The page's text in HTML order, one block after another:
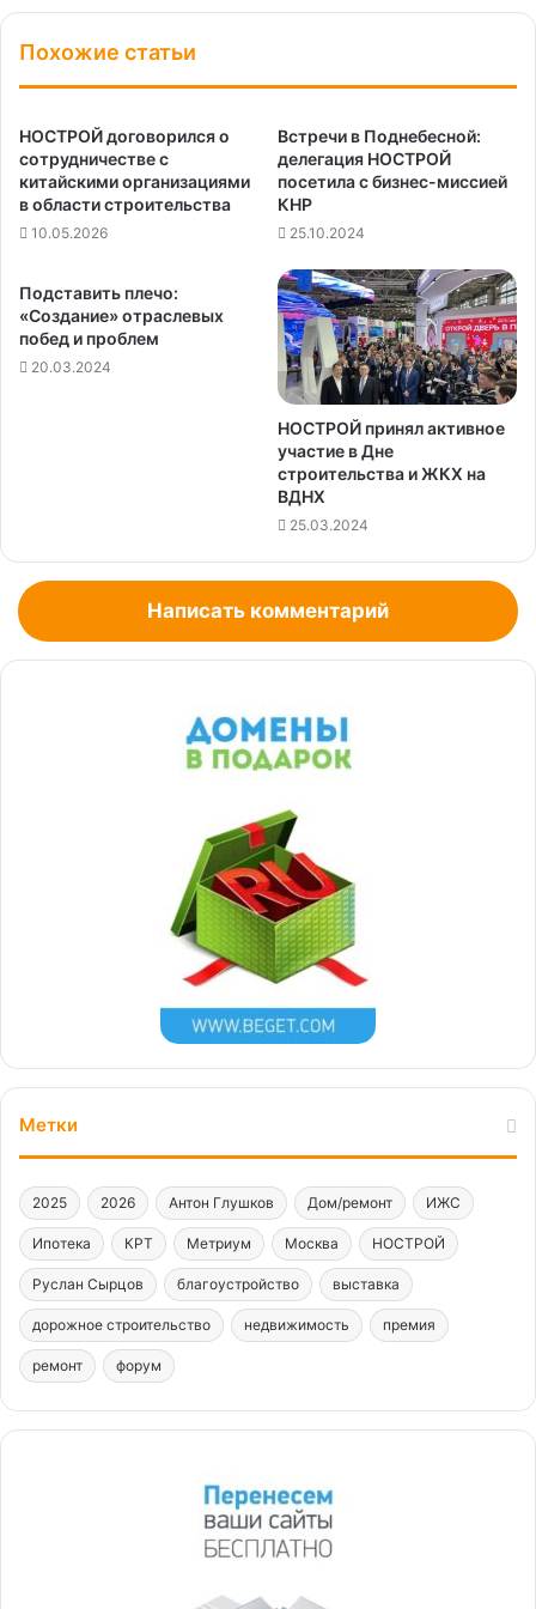
Похожие статьи
НОСТРОЙ договорился о
сотрудничестве с
китайскими организациями
в области строительства
10.05.2026
Встречи в Поднебесной:
делегация НОСТРОЙ
посетила с бизнес-миссией
КНР
25.10.2024
Подставить плечо:
«Создание» отраслевых
побед и проблем
20.03.2024
НОСТРОЙ принял активное
участие в Дне
строительства и ЖКХ на
ВДНХ
25.03.2024
Написать комментарий
Метки
2025 2026 Антон Глушков Дом/ремонт ИЖС
Ипотека КРТ Метриум Москва НОСТРОЙ
Руслан Сырцов благоустройство выставка
дорожное строительство недвижимость премия
ремонт форум